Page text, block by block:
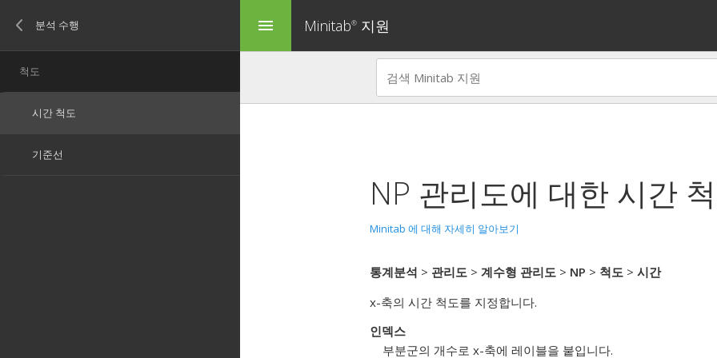
menu Minitab® 지원
NP 관리도에 대한 시간
Minitab 에 대해 자세히 알아보기
통계분석 > 관리도 > 계수형 관리도 > NP > 척도 > 시간
x-축의 시간 척도를 지정합니다.
인덱스
부분군의 개수로 x-축에 레이블을 붙입니다.